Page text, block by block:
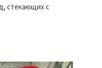
стекающих с